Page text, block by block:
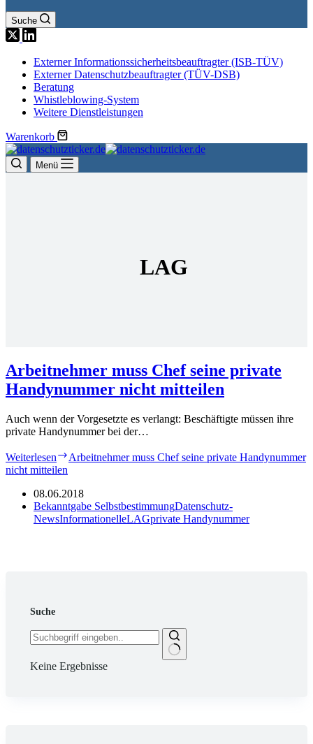
Suche
Externer Informationssicherheitsbeauftragter (ISB-TÜV)
Externer Datenschutzbeauftragter (TÜV-DSB)
Beratung
Whistleblowing-System
Weitere Dienstleistungen
Warenkorb
Menü
LAG
Arbeitnehmer muss Chef seine private
Handynummer nicht mitteilen
Auch wenn der Vorgesetzte es verlangt: Beschäftigte müssen ihre
private Handynummer bei der…
Weiterlesen
Arbeitnehmer muss Chef seine private Handynummer
nicht mitteilen
08.06.2018
Bekanntgabe SelbstbestimmungDatenschutz-
NewsInformationelleLAGprivate Handynummer
Suche
Keine Ergebnisse